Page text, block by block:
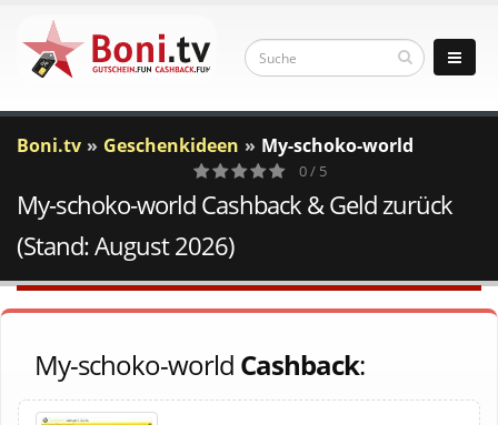
Boni.tv Geschenkideen My-schoko-world
0
Votes
0 / 5
My-schoko-world Cashback & Geld zurück
(Stand: August 2026)
My-schoko-world Cashback: